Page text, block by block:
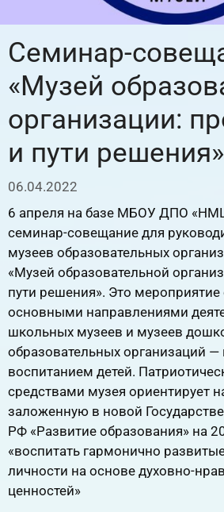
Семинар-
«Музей
организации:
и пути решения»
06.04.2022
6 апреля на базе МБОУ ДПО
семинар-совещание для
музеев образовательных
«Музей образовательной
пути решения». Это мероприятие
основными направлениями
школьных музеев и музеев
образовательных организаций —
воспитанием детей.
средствами музея ориентирует
заложенную в новой
РФ «Развитие образования» на
«воспитать гармонично
личности на основе духовно-
ценностей»